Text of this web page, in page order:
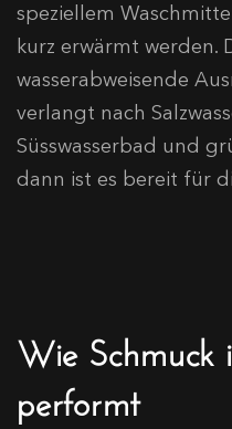
speziellem
kurz erwärmt werden.
wasserabweisende
verlangt nach
Süsswasserbad und
dann ist es bereit für
Wie Schmuck
performt